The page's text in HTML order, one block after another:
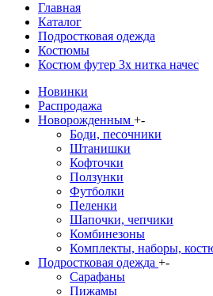
Главная
Каталог
Подростковая одежда
Костюмы
Костюм футер 3х нитка начес
Новинки
Распродажа
Новорожденным +-
Боди, песочники
Штанишки
Кофточки
Ползунки
Футболки
Пеленки
Шапочки, чепчики
Комбинезоны
Комплекты, наборы,
Подростковая одежда +-
Сарафаны
Пижамы